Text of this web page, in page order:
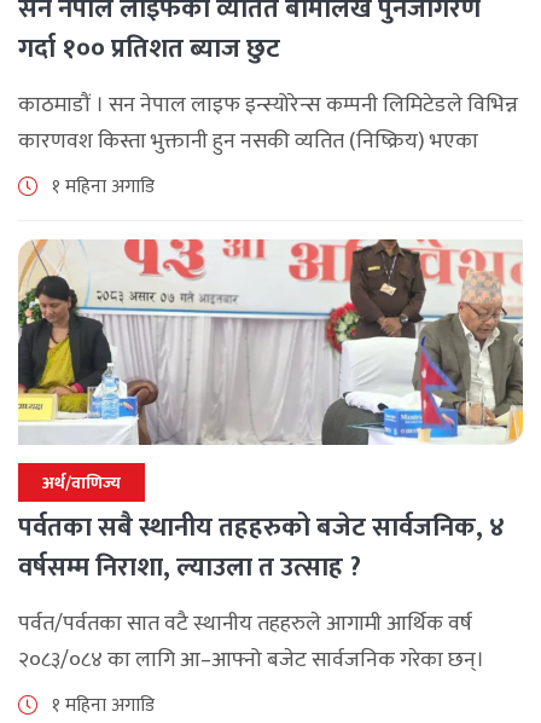
गर्दा १०० प्रतिशत ब्याज छुट
काठमाडौं । सन नेपाल लाइफ इन्स्योरेन्स कम्पनी लिमिटेडले विभिन्न
कारणवश किस्ता भुक्तानी हुन नसकी व्यतित (निष्क्रिय) भएका
बीमालेख पुनर्जागरण गर्दा लाग्ने शतप्रतिशत विलम्ब शुल्क (ब्याज)
१ महिना अगाडि
अर्थ/वाणिज्य
पर्वतका सबै स्थानीय तहहरुको बजेट सार्वजनिक, ४
वर्षसम्म निराशा, ल्याउला त उत्साह ?
पर्वत/पर्वतका सात वटै स्थानीय तहहरुले आगामी आर्थिक वर्ष
२०८३/०८४ का लागि आ–आफ्नो बजेट सार्वजनिक गरेका छन्।
२०७९ सालमा निर्वाचित भएपछि आएका जनप्रतिनिधीले ल्याएको
१ महिना अगाडि